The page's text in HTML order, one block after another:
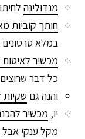
מנדולינה
חותך קוביות
במלא סרטונים
מכשיר לאיטום
כל דבר
והנה גם שקיות
יו, מכשיר
מקל ענקי אבל